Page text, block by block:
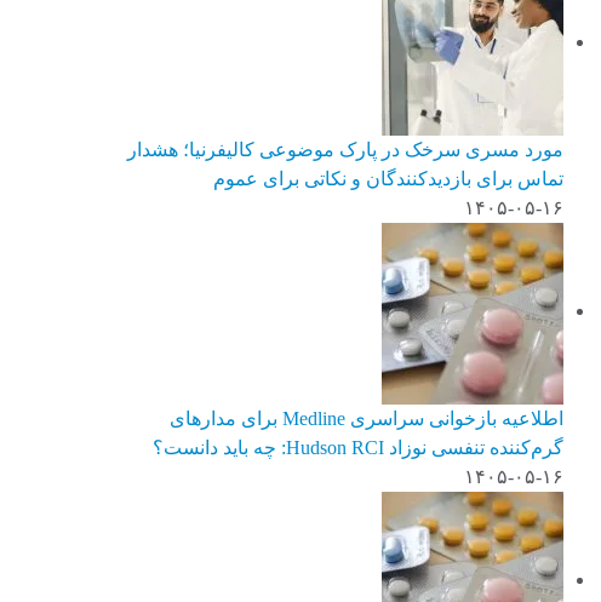
مورد مسری سرخک در پارک موضوعی کالیفرنیا؛ هشدار
تماس برای بازدیدکنندگان و نکاتی برای عموم
۱۴۰۵-۰۵-۱۶
اطلاعیه بازخوانی سراسری Medline برای مدارهای
گرم‌کننده تنفسی نوزاد Hudson RCI: چه باید دانست؟
۱۴۰۵-۰۵-۱۶